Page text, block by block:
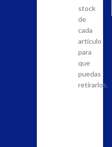
tener
posibilidad
carrito
productos
nuestra
stock
de
cada
artículo
para
que
puedas
retirarlos.